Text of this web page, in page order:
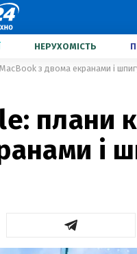
НЕРУХОМІСТЬ
з двома екранами і
плани
і